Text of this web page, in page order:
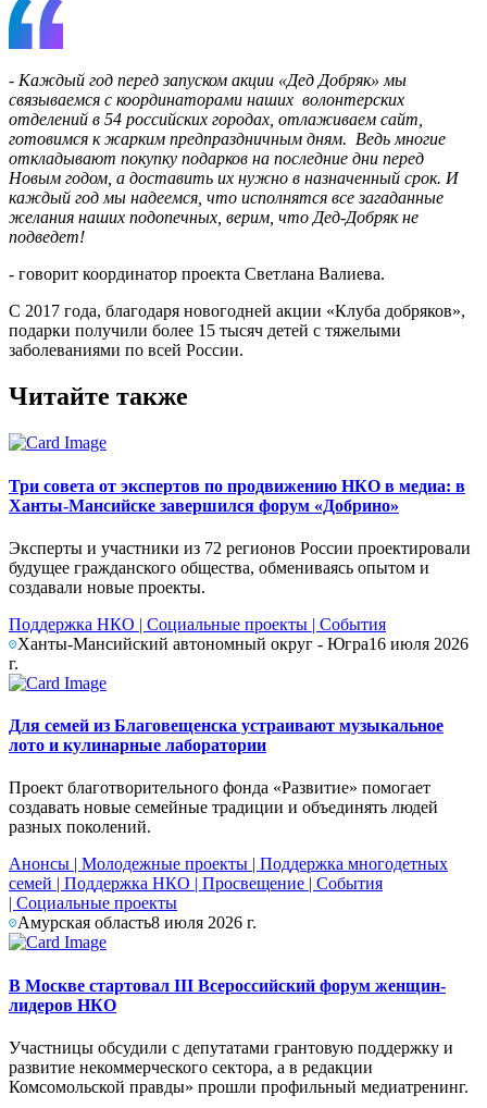
- Каждый год перед запуском акции «Дед Добряк» мы
связываемся с координаторами наших волонтерских
отделений в 54 российских городах, отлаживаем сайт,
готовимся к жарким предпраздничным дням. Ведь многие
откладывают покупку подарков на последние дни перед
Новым годом, а доставить их нужно в назначенный срок. И
каждый год мы надеемся, что исполнятся все загаданные
желания наших подопечных, верим, что Дед-Добряк не
подведет!
- говорит координатор проекта Светлана Валиева.
С 2017 года, благодаря новогодней акции «Клуба добряков»,
подарки получили более 15 тысяч детей с тяжелыми
заболеваниями по всей России.
Читайте также
Три совета от экспертов по продвижению НКО в медиа: в
Ханты-Мансийске завершился форум «Добрино»
Эксперты и участники из 72 регионов России проектировали
будущее гражданского общества, обмениваясь опытом и
создавали новые проекты.
Поддержка НКО | Социальные проекты | События
Ханты-Мансийский автономный округ - Югра16 июля 2026
г.
Для семей из Благовещенска устраивают музыкальное
лото и кулинарные лаборатории
Проект благотворительного фонда «Развитие» помогает
создавать новые семейные традиции и объединять людей
разных поколений.
Анонсы | Молодежные проекты | Поддержка многодетных
семей | Поддержка НКО | Просвещение | События
| Социальные проекты
Амурская область8 июля 2026 г.
В Москве стартовал III Всероссийский форум женщин-
лидеров НКО
Участницы обсудили с депутатами грантовую поддержку и
развитие некоммерческого сектора, а в редакции
Комсомольской правды» прошли профильный медиатренинг.